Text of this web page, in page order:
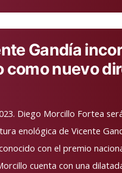
Gandía
como nuevo
Diego Morcillo Fortea
enológica de Vicente
con el premio
cuenta con una